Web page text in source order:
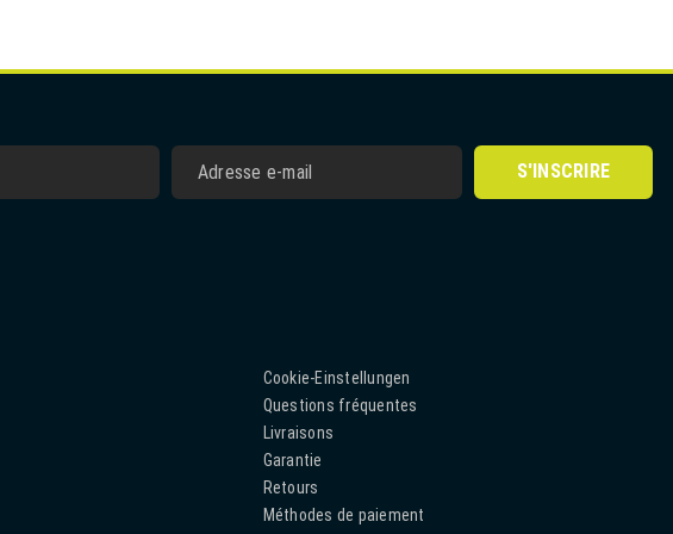
S'INSCRIRE
Cookie-Einstellungen
Questions fréquentes
Livraisons
Garantie
Retours
Méthodes de paiement